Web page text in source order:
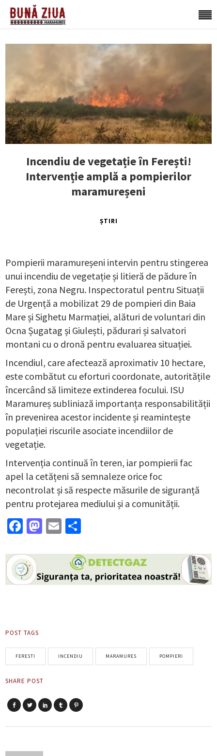
Incendiu de vegetație în Ferești!
Intervenție amplă a pompierilor
maramureșeni
ȘTIRI
Pompierii maramureșeni intervin pentru stingerea
unui incendiu de vegetație și litieră de pădure în
Ferești, zona Negru. Inspectoratul pentru Situații
de Urgență a mobilizat 29 de pompieri din Baia
Mare și Sighetu Marmației, alături de voluntari din
Ocna Șugatag și Giulești, pădurari și salvatori
montani cu o dronă pentru evaluarea situației.
Incendiul, care afectează aproximativ 10 hectare,
este combătut cu eforturi coordonate, autoritățile
încercând să limiteze extinderea focului. ISU
Maramureș subliniază importanța responsabilității
în prevenirea acestor incidente și reamintește
populației riscurile asociate incendiilor de
vegetație.
Intervenția continuă în teren, iar pompierii fac
apel la cetățeni să semnaleze orice foc
necontrolat și să respecte măsurile de siguranță
pentru protejarea mediului și a comunității.
Facebook
Mastodon
Email
POST TAGS
FERESTI INCENDIU MARAMURES POMPIERI
SHARE POST